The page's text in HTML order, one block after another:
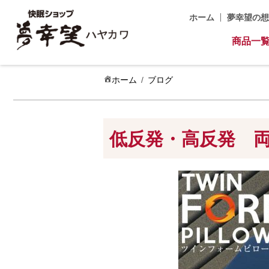
ホーム 夢幸望の
商品一
ホーム ブログ
低反発・高反発